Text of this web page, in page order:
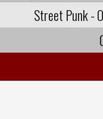
Street Punk -